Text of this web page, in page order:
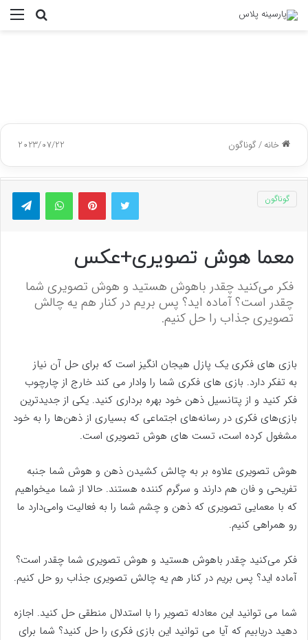
جستجو
خانه/گوناگون 2023/07/22
توییتر پینتریستواتس آپ
گوناگون
معما هوش تصویری+عکس
فکر می‌کنید چقدر باهوش هستید و هوش تصویری شما
چقدر است؟ آماده اید؟ پس بریم در کنار هم یه چالش
تصویری جذاب را حل کنیم.
بازی های فکری یک پازل هیجان انگیز است که برای حل آن نیاز
به تفکر دارد. بازی های فکری شما را وادار می کند خارج از چارچوب
فکر کنید و از پتانسیل ذهن خود بهره برداری کنید. یکی از جدیدترین
بازی‌های فکری در رسانه‌های اجتماعی که بسیاری از ذهن‌ها را به خود
مشغول کرده است، تست های هوش تصویری است.
هوش تصویری علاوه بر به چالش کشیدن ذهن و هوش شما جنبه
تفریحی و فان هم دارند و سرگرم کننده هستند. حالا از شما میخواهیم
که با معمایی تصویری که ذهن و چشم شما را به فعالیت وامی‌دارد ما
رو همراهی کنیم.
فکر می‌کنید چقدر باهوش هستید و هوش تصویری شما چقدر است؟
آماده اید؟ پس بریم در کنار هم یه چالش تصویری جذاب رو حل کنیم.
شما می توانید این معادله تصویر را با استدلال منطقی حل کنید. اجازه
دهید دریابیم که آیا می توانید این بازی فکری را حل کنید؟ شما برای